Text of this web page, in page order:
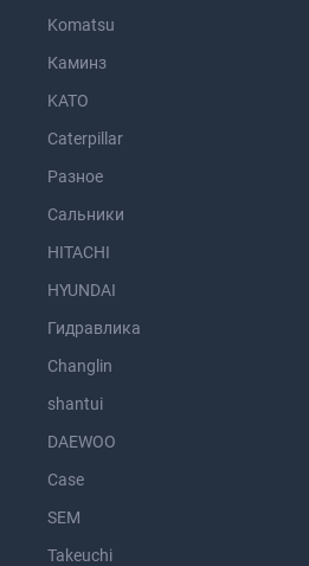
Komatsu
Каминз
KATO
Caterpillar
Разное
Сальники
HITACHI
HYUNDAI
Гидравлика
Changlin
shantui
DAEWOO
Case
SEM
Takeuchi